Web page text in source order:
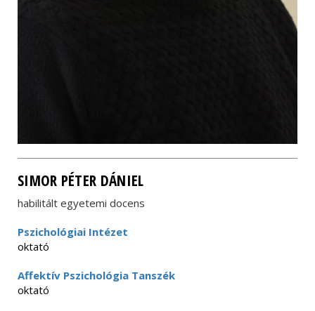
SIMOR PÉTER DÁNIEL
habilitált egyetemi docens
Pszichológiai Intézet
oktató
Affektív Pszichológia Tanszék
oktató